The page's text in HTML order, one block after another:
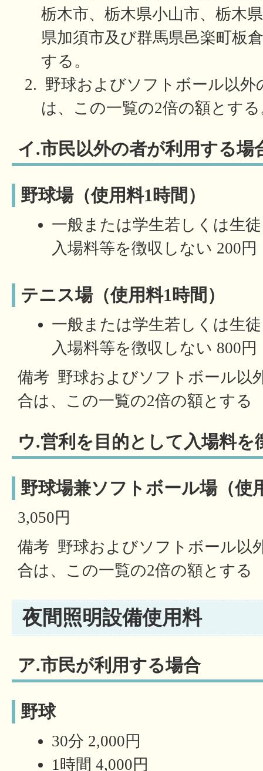
栃木市、栃木県小山市、栃木
県加須市及び群馬県邑楽町板
する。
野球およびソフトボール以外
は、この一覧の2倍の額とす
イ.市民以外の者が利用する場
野球場（使用料1時間）
一般または学生若しくは生徒
入場料等を徴収しない 200円
テニス場（使用料1時間）
一般または学生若しくは生徒
入場料等を徴収しない 800円
備考 野球およびソフトボール以
合は、この一覧の2倍の額とする
ウ.営利を目的として入場料を
野球場兼ソフトボール場（使
3,050円
備考 野球およびソフトボール以
合は、この一覧の2倍の額とする
夜間照明設備使用料
ア.市民が利用する場合
野球
30分 2,000円
1時間 4,000円